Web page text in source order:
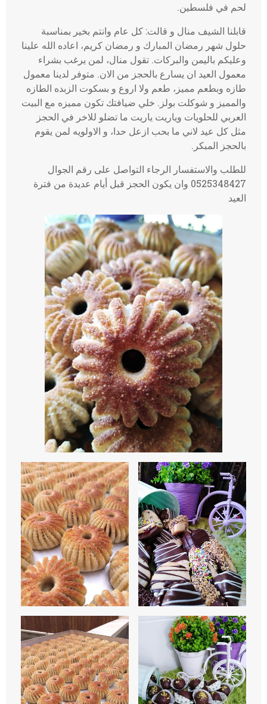
لحم في فلسطين.
قابلنا الشيف منال و قالت: كل عام وانتم بخير بمناسبة
حلول شهر رمضان المبارك و رمضان كريم، اعاده الله علينا
وعليكم باليمن والبركات. تقول منال، لمن يرغب بشراء
معمول العيد ان يسارع بالحجز من الان. متوفر لدينا معمول
طازه وبطعم مميز، طعم ولا اروع و بسكوت الزبده الطازه
والمميز و شوكلت بولز. خلي ضيافتك تكون مميزه مع البيت
العربي للحلويات وياريت ياريت ما تضلو للاخر في الحجز
مثل كل عيد لاني ما بحب ازعل حدا، و الاولويه لمن يقوم
بالحجز المبكر.
للطلب والاستفسار الرجاء التواصل على رقم الجوال
0525348427 وان يكون الحجز قبل أيام عديدة من فترة
العيد